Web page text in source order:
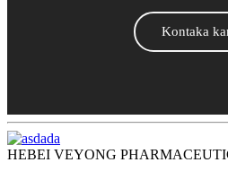
Kontaka
HEBEI VEYONG